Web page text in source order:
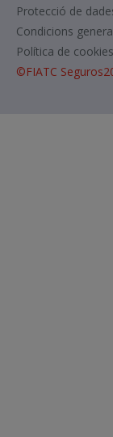
©FIATC Seguros
Política de cookies
Condicions
Protecció de